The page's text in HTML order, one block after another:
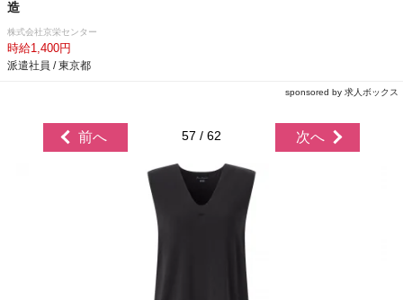
造
株式会社京栄センター
時給1,400円
派遣社員 / 東京都
sponsored by 求人ボックス
前へ 57 / 62 次へ